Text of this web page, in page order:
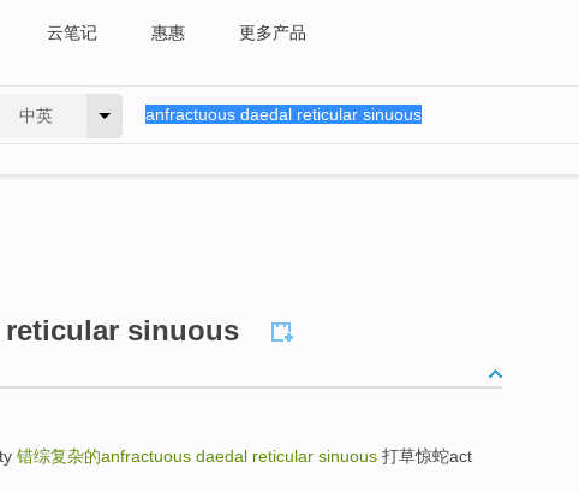
云笔记 惠惠 更多产品
中英
sinuous
错综复杂的anfractuous daedal reticular sinuous 打草惊蛇act